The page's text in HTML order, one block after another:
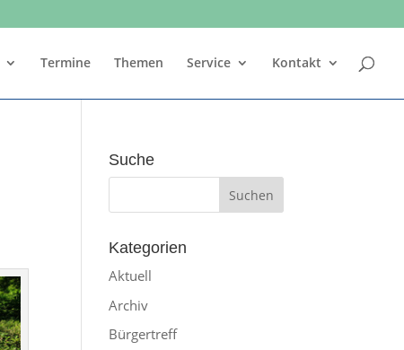
Termine Themen Service Kontakt
Suche
Kategorien
Aktuell
Archiv
Bürgertreff